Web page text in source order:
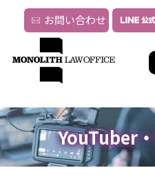
お問い合わせ
YouTuber